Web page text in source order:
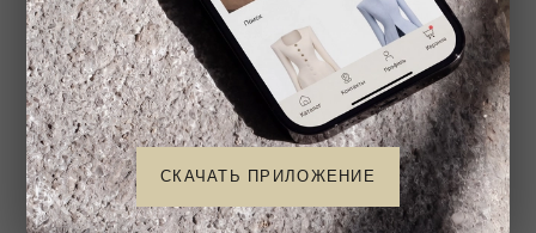
Нет в наличии
СКАЧАТЬ ПРИЛОЖЕНИЕ